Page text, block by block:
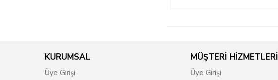
KURUMSAL
Üye Girişi
MÜŞTERİ HİZMETLERİ
Üye Girişi